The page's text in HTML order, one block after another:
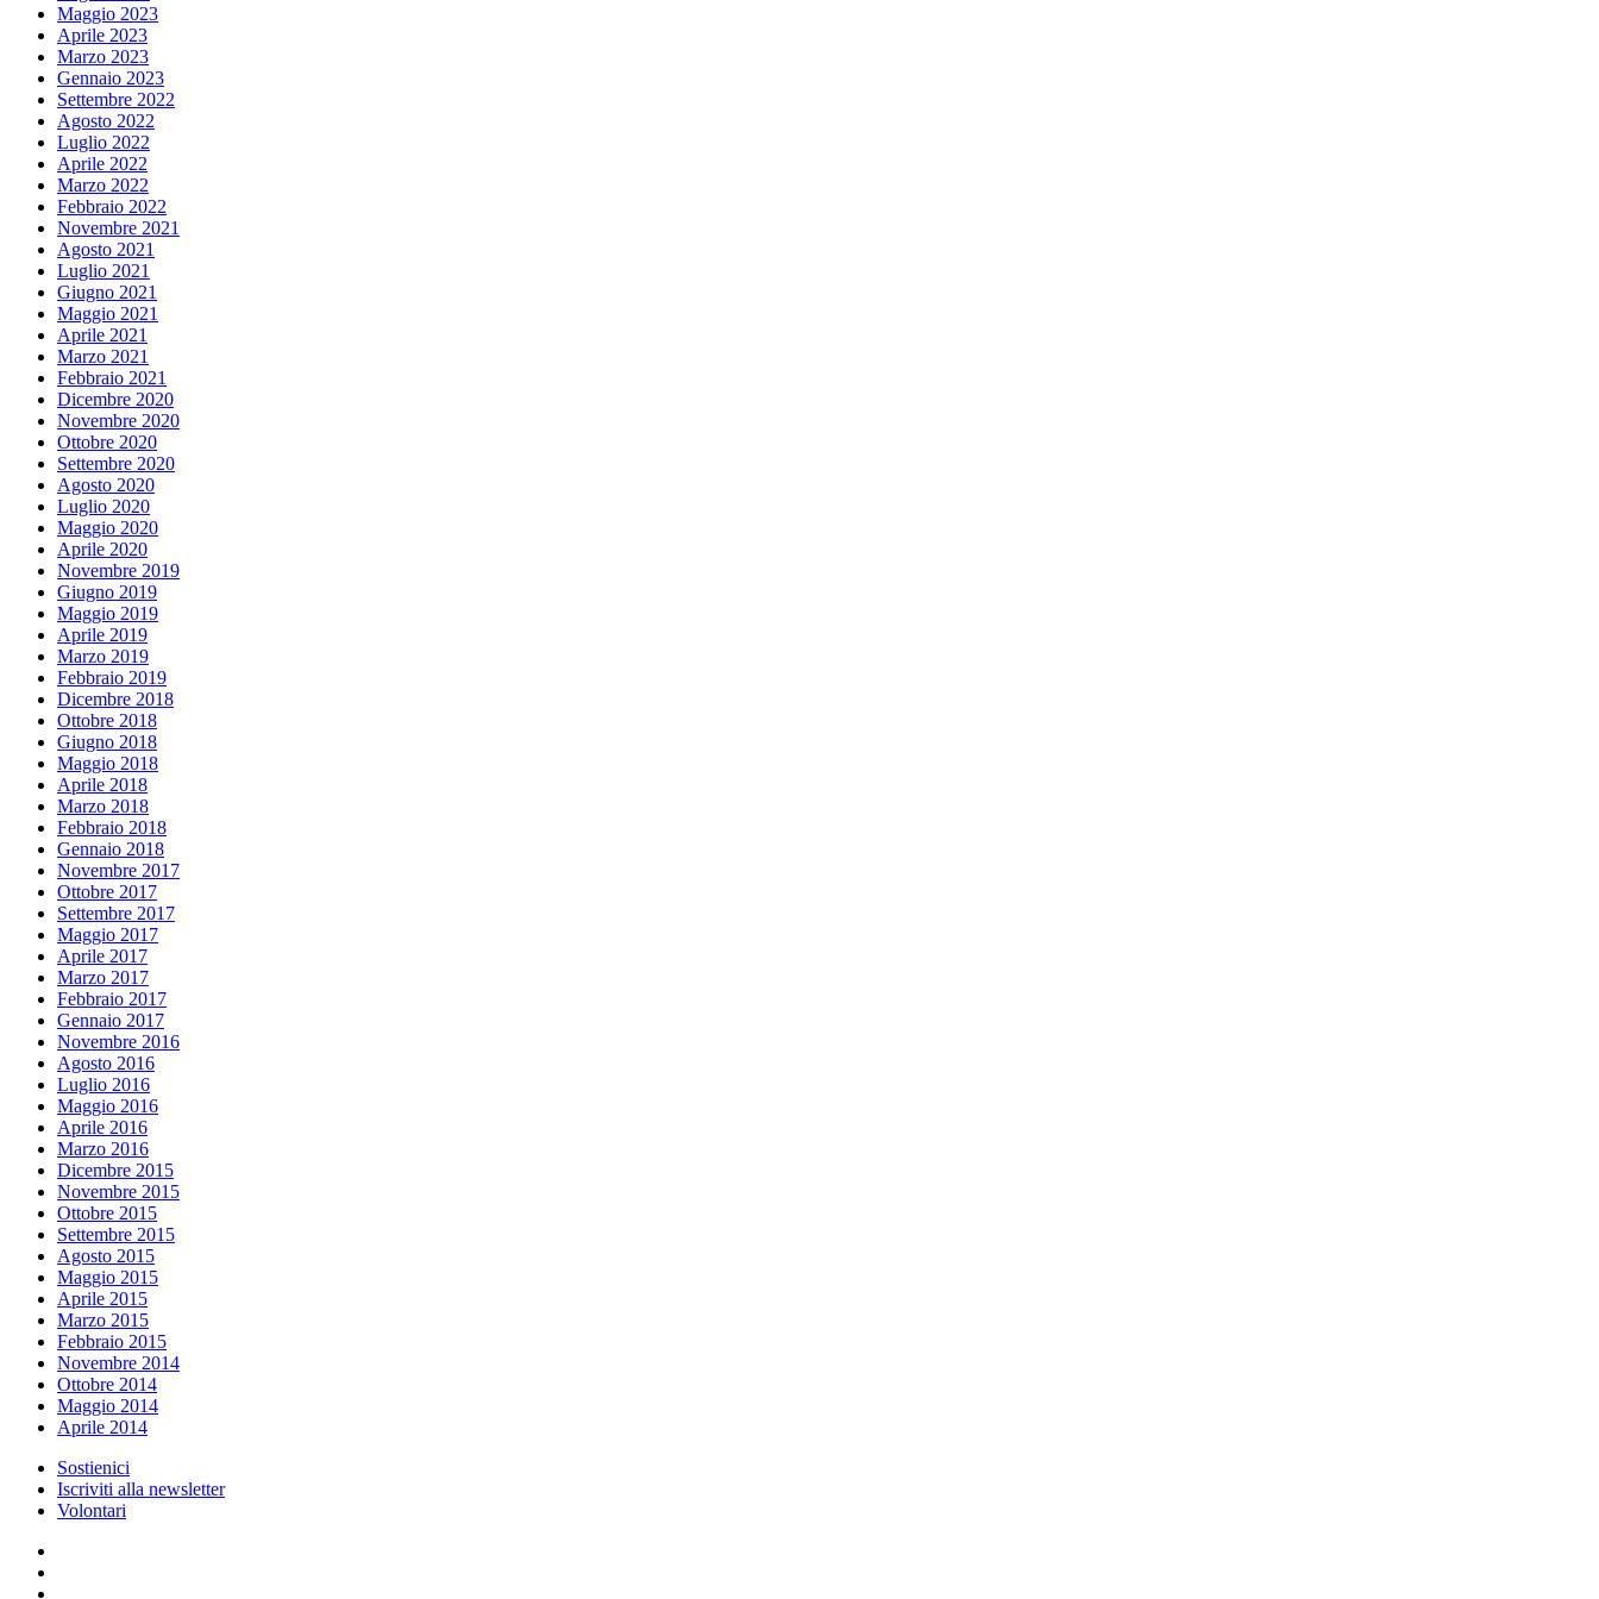
Maggio 2023
Aprile 2023
Marzo 2023
Gennaio 2023
Settembre 2022
Agosto 2022
Luglio 2022
Aprile 2022
Marzo 2022
Febbraio 2022
Novembre 2021
Agosto 2021
Luglio 2021
Giugno 2021
Maggio 2021
Aprile 2021
Marzo 2021
Febbraio 2021
Dicembre 2020
Novembre 2020
Ottobre 2020
Settembre 2020
Agosto 2020
Luglio 2020
Maggio 2020
Aprile 2020
Novembre 2019
Giugno 2019
Maggio 2019
Aprile 2019
Marzo 2019
Febbraio 2019
Dicembre 2018
Ottobre 2018
Giugno 2018
Maggio 2018
Aprile 2018
Marzo 2018
Febbraio 2018
Gennaio 2018
Novembre 2017
Ottobre 2017
Settembre 2017
Maggio 2017
Aprile 2017
Marzo 2017
Febbraio 2017
Gennaio 2017
Novembre 2016
Agosto 2016
Luglio 2016
Maggio 2016
Aprile 2016
Marzo 2016
Dicembre 2015
Novembre 2015
Ottobre 2015
Settembre 2015
Agosto 2015
Maggio 2015
Aprile 2015
Marzo 2015
Febbraio 2015
Novembre 2014
Ottobre 2014
Maggio 2014
Aprile 2014
Sostienici
Iscriviti alla newsletter
Volontari